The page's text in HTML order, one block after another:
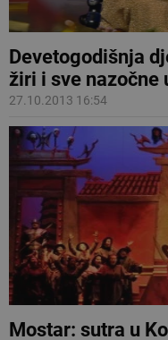
Devetogodišnja
žiri i sve nazočne
27.10.2013 16:54
Mostar: sutra u